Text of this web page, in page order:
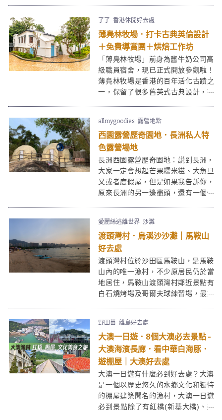
洲街上閒逛特色小店及老店。
了了 香港休閒好去處
薄鳧林牧場．打卡古典英倫設計
＋免費導賞團＋烘焙工作坊
「薄鳧林牧場」前身為舊牛奶公司高
級職員宿舍，現已正式開放參觀啦！
薄鳧林牧場是香港的百年活化古蹟之
一，保留了很多舊英式古典設計，有
團、烘焙工作坊等，讓大家可以了解
牧場歷史和運作！
allmygoodies 露營地點
西園露營歷奇園地．長洲私人特
色露營場地
長洲西園露營歷奇園地：説到長洲，
大家一定會想起芒果糯米糍、大魚旦
又或者度假屋，但是如果我告訴你，
原來長洲的另一邊盡頭，還有一個像
設有38個不同款式的特色營帳，全部
配置冷暖空調，不同季節來訪都有最
佳的露營體驗。特色營帳包括：星海
之森、印第安營、南非營、圓拱屋及
蒙古包。
愛麗絲逃離世界 沙灘
渡頭灣村．烏溪沙沙灘｜馬鞍山
好去處
渡頭灣村位於沙田區馬鞍山，是馬鞍
山內的唯一漁村，不少原居民仍於當
地居住，馬鞍山渡頭灣村鄰近景點有
白石燒烤場及哥爾夫球練習場，最靠
售買飲品予前來遊玩的遊人。
野田苗 離島好去處
大澳一日遊．8個大澳必去景點 -
大澳海濱長廊．看中華白海豚．
遊棚屋｜大澳好去處
大澳一日遊有什麼必到好去處？大澳
是一個以歷史悠久的水鄉文化和獨特
的棚屋建築聞名的漁村，大澳一日遊
必到景點除了有紅橋(新基大橋)、乘